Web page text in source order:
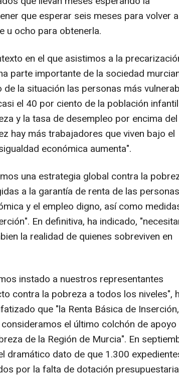
que esperar seis meses para volver a
u ocho para obtenerla.
en el que asistimos a la
parte importante de la sociedad
la situación las personas más
el 40 por ciento de la población
y la tasa de desempleo por encima
hay más trabajadores que viven bajo el
económica aumenta".
una estrategia global contra la
a la garantía de renta de las
y el empleo digno, así como
En definitiva, ha indicado,
la realidad de quienes sobreviven en
instado a nuestros representantes
contra la pobreza a todos los niveles",
que "la Renta Básica de Inserción,
el último colchón de apoyo
de la Región de Murcia". En
dramático dato de que 1.300
por la falta de dotación